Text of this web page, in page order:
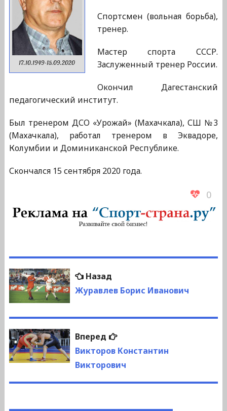
17.10.1949-15.09.2020
Спортсмен (вольная борьба),
тренер.
Мастер спорта СССР.
Заслуженный тренер России.
Окончил Дагестанский
педагогический институт.
Был тренером ДСО «Урожай» (Махачкала), СШ №3
(Махачкала), работал тренером в Эквадоре,
Колумбии и Доминиканской Республике.
Скончался 15 сентября 2020 года.
0
Навигация
по
записям
НазадПредыдущая
запись:
Журавлев Борис Иванович
Вперед
Следующая
запись:
Викторов Константин
Викторович